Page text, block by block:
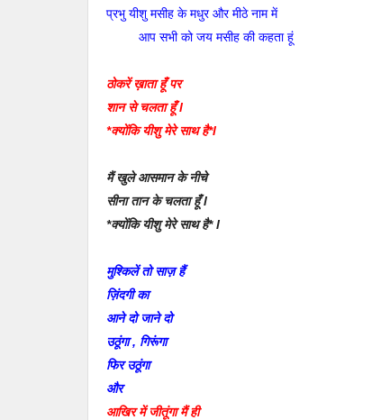
प्रभु यीशु मसीह के मधुर और मीठे नाम में
आप सभी को जय मसीह की कहता हूं
ठोकरें ख़ाता हूँ पर
शान से चलता हूँ l
*क्योंकि यीशु मेरे साथ है*l
मैं खुले आसमान के नीचे
सीना तान के चलता हूँ l
*क्योंकि यीशु मेरे साथ है* l
मुश्किलें तो साज़ हैं
ज़िंदगी का
आने दो जाने दो
उठूंगा , गिरूंगा
फिर उठूंगा
और
आखिर में जीतूंगा मैं ही